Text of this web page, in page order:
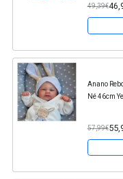
49,39€
Anano
Né 46cm
57,99€